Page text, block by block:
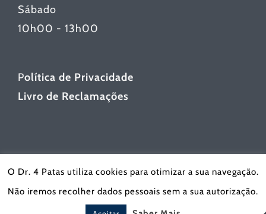
Sábado
10h00 - 13h00
Política de Privacidade
Livro de Reclamações
© Copyright 2019 | Todos os Direitos
Reservados | Desenvolvido por
O Dr. 4 Patas utiliza cookies para otimizar a sua navegação.
Não iremos recolher dados pessoais sem a sua autorização.